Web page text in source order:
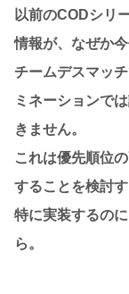
以前のCODシリ
情報が、なぜか
チームデスマッ
ミネーションで
きません。
これは優先順位
することを検討
特に実装するの
ら。